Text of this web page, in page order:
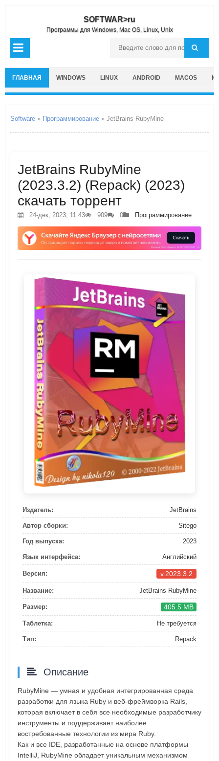
SOFTWAR>ru
Программы для Windows, Mac OS, Linux, Unix
ГЛАВНАЯ WINDOWS LINUX ANDROID MACOS
Software » Программирование » JetBrains RubyMine
JetBrains RubyMine
(2023.3.2) (Repack) (2023)
скачать торрент
24-дек, 2023, 11:43 909 0 Программирование
Издатель: JetBrains
Автор сборки: Sitego
Год выпуска: 2023
Язык интерфейса: Английский
Версия: v.2023.3.2
Название: JetBrains RubyMine
Размер: 405.5 MB
Таблетка: Не требуется
Тип: Repack
Описание
RubyMine — умная и удобная интегрированная среда
разработки для языка Ruby и веб-фреймворка Rails,
которая включает в себя все необходимые разработчику
инструменты и поддерживает наиболее
востребованные технологии из мира Ruby.
Как и все IDE, разработанные на основе платформы
IntelliJ, RubyMine обладает уникальным механизмом